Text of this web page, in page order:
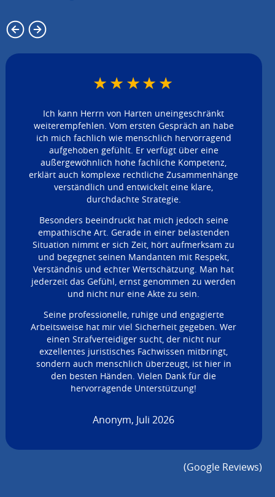
★★★★★
Ich kann Herrn von Harten uneingeschränkt
weiterempfehlen. Vom ersten Gespräch an habe
ich mich fachlich wie menschlich hervorragend
aufgehoben gefühlt. Er verfügt über eine
außergewöhnlich hohe fachliche Kompetenz,
erklärt auch komplexe rechtliche Zusammenhänge
verständlich und entwickelt eine klare,
durchdachte Strategie.
Besonders beeindruckt hat mich jedoch seine
empathische Art. Gerade in einer belastenden
Situation nimmt er sich Zeit, hört aufmerksam zu
und begegnet seinen Mandanten mit Respekt,
Verständnis und echter Wertschätzung. Man hat
jederzeit das Gefühl, ernst genommen zu werden
und nicht nur eine Akte zu sein.
Seine professionelle, ruhige und engagierte
Arbeitsweise hat mir viel Sicherheit gegeben. Wer
einen Strafverteidiger sucht, der nicht nur
exzellentes juristisches Fachwissen mitbringt,
sondern auch menschlich überzeugt, ist hier in
den besten Händen. Vielen Dank für die
hervorragende Unterstützung!
Anonym, Juli 2026
(Google Reviews)